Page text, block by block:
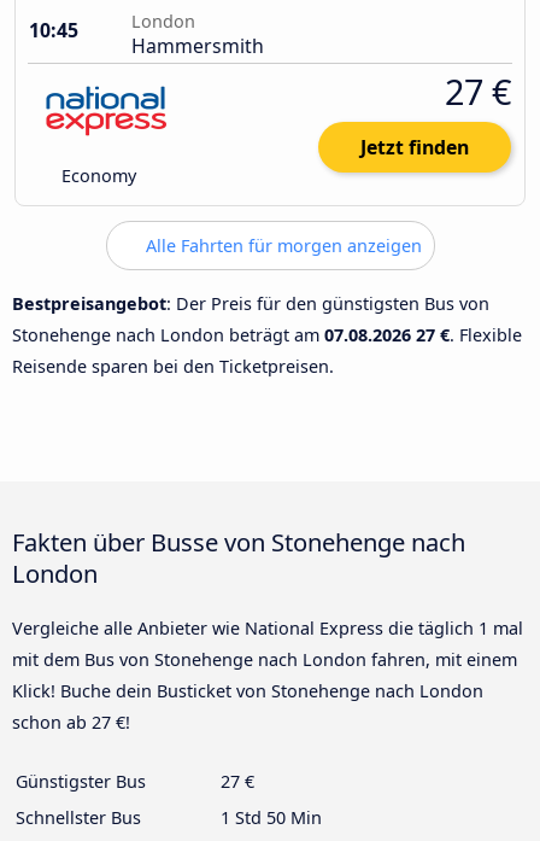
10:45
London
Hammersmith
Economy
27 €
Jetzt finden
Alle Fahrten für morgen anzeigen
Bestpreisangebot: Der Preis für den günstigsten Bus von
Stonehenge nach London beträgt am 07.08.2026 27 €. Flexible
Reisende sparen bei den Ticketpreisen.
Fakten über Busse von Stonehenge nach
London
Vergleiche alle Anbieter wie National Express die täglich 1 mal
mit dem Bus von Stonehenge nach London fahren, mit einem
Klick! Buche dein Busticket von Stonehenge nach London
schon ab 27 €!
Günstigster Bus
27 €
Schnellster Bus
1 Std 50 Min